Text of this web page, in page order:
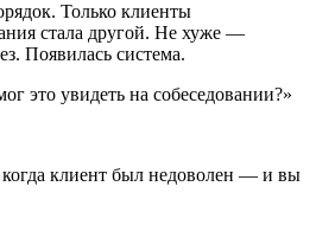
Только клиенты
стала другой. Не хуже —
Появилась система.
это увидеть на собеседовании?»
когда клиент был недоволен — и вы